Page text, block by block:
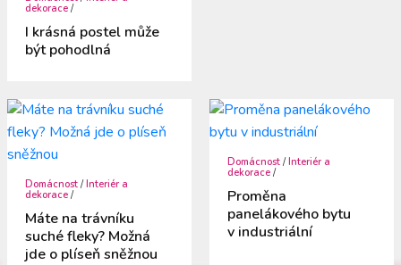
dekorace /
I krásná postel může
být pohodlná
Domácnost /Interiér a
dekorace /
Máte na trávníku
suché fleky? Možná
jde o plíseň sněžnou
Domácnost /Interiér a
dekorace /
Proměna
panelákového bytu
v industriální